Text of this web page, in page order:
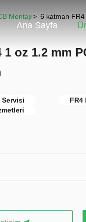
Ana Sayfa
Montajı> 6 katman
1 oz 1.2 mm
Servisi
FR4